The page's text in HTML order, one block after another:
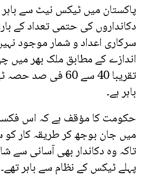
پاکستان میں ٹیکس نیٹ سے
دکانداروں کی حتمی تعداد کے
سرکاری اعداد و شمار موجود
اندازے کے مطابق ملک بھر میں
تقریبا 40 سے 60
باہر ہے۔
حکومت کا مؤقف ہے کہ اس
میں جان بوجھ کر طریقہ کار کو
تاکہ وہ دکاندار بھی آسانی
پہلے ٹیکس کے نظام سے باہر تھے۔